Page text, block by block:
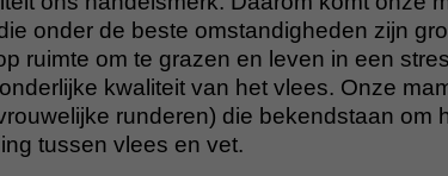
onder de beste omstandigheden zijn
ruimte om te grazen en leven in een
kwaliteit van het vlees. Onze
runderen) die bekendstaan om
tussen vlees en vet.